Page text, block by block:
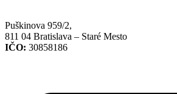
Puškinova 959/2,
811 04 Bratislava – Staré Mesto
IČO: 30858186